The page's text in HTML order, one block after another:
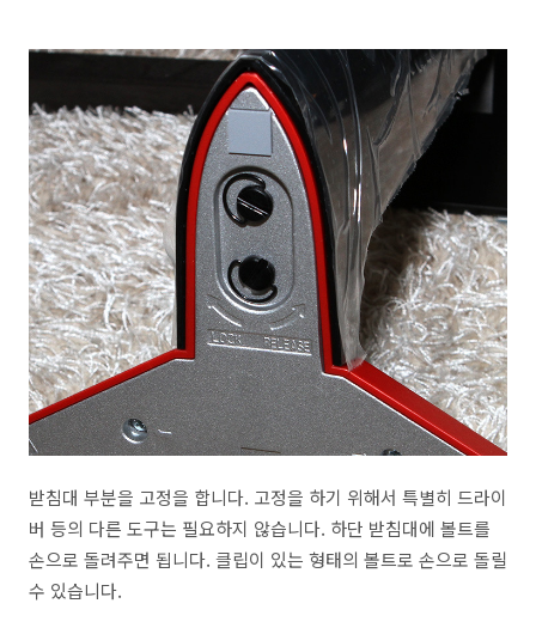
받침대 부분을 고정을 합니다. 고정을 하기 위해서 특별히 드라이
버 등의 다른 도구는 필요하지 않습니다. 하단 받침대에 볼트를
손으로 돌려주면 됩니다. 클립이 있는 형태의 볼트로 손으로 돌릴
수 있습니다.